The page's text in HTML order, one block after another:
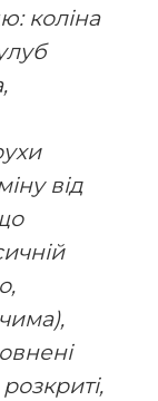
коліна
від